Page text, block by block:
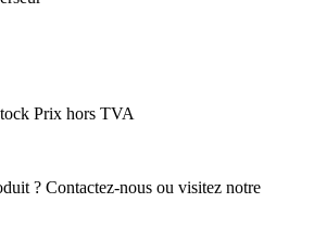
Prix hors TVA
? Contactez-nous ou visitez notre